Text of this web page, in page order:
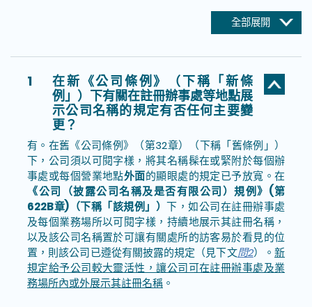
全部展開
1
在新《公司條例》（下稱「新條
例」）下有關在註冊辦事處等地點展
示公司名稱的規定有否任何主要變
更？
有。在舊《公司條例》（第32章）（下稱「舊條例」）
下，公司須以可閱字樣，將其名稱髹在或緊附於每個辦
事處或每個營業地點外面的顯眼處的規定已予放寬。在
《公司（披露公司名稱及是否有限公司）規例》(第
622B章)（下稱「該規例」） 下，如公司在註冊辦事處
及每個業務場所以可閱字樣，持續地展示其註冊名稱，
以及該公司名稱置於可讓有關處所的訪客易於看見的位
置，則該公司已遵從有關披露的規定（見下文問2）。新
規定給予公司較大靈活性，讓公司可在註冊辦事處及業
務場所內或外展示其註冊名稱 。